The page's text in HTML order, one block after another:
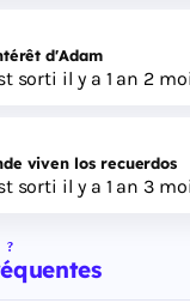
d'Adam
sorti il y a 1 an 2
viven los recuerdos
sorti il y a 1 an 3
?